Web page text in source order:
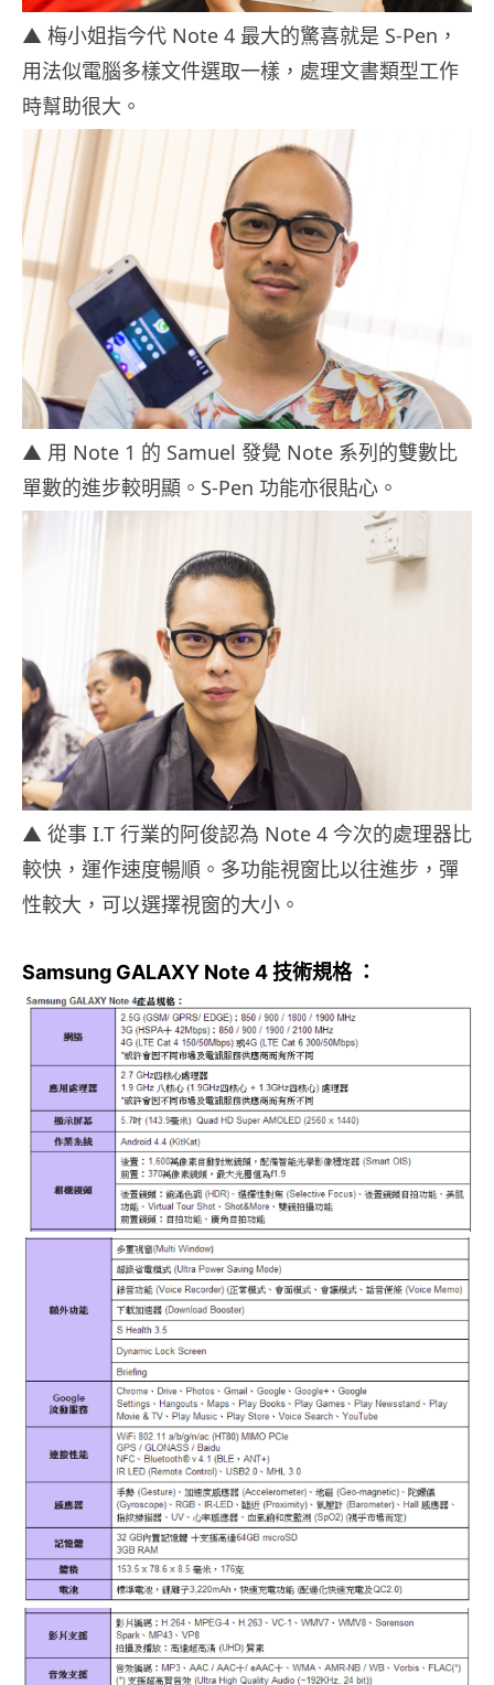
▲ 梅小姐指今代 Note 4 最大的驚喜就是 S-Pen，
用法似電腦多樣文件選取一樣，處理文書類型工作
時幫助很大。
▲ 用 Note 1 的 Samuel 發覺 Note 系列的雙數比
單數的進步較明顯。S-Pen 功能亦很貼心。
▲ 從事 I.T 行業的阿俊認為 Note 4 今次的處理器比
較快，運作速度暢順。多功能視窗比以往進步，彈
性較大，可以選擇視窗的大小。
Samsung GALAXY Note 4 技術規格 ：